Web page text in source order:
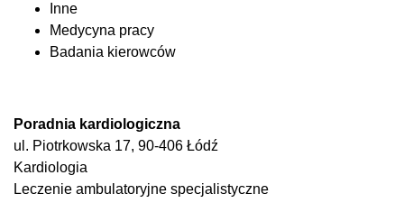
Inne
Medycyna pracy
Badania kierowców
Poradnia kardiologiczna
ul. Piotrkowska 17, 90-406 Łódź
Kardiologia
Leczenie ambulatoryjne specjalistyczne